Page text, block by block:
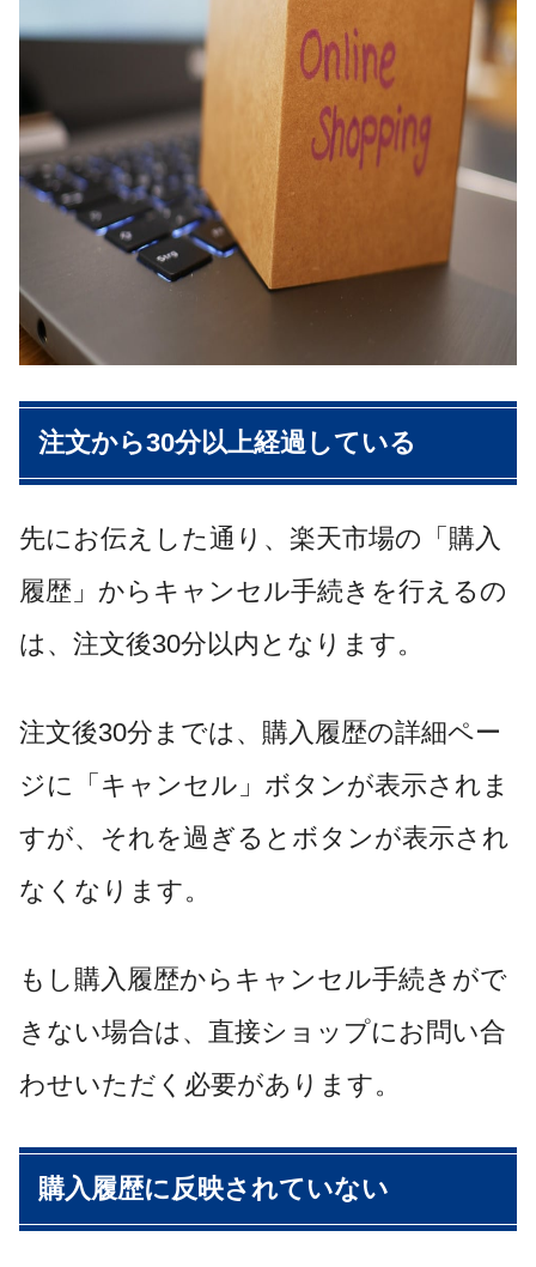
注文から30分以上経過している
先にお伝えした通り、楽天市場の「購入
履歴」からキャンセル手続きを行えるの
は、注文後30分以内となります。
注文後30分までは、購入履歴の詳細ペー
ジに「キャンセル」ボタンが表示されま
すが、それを過ぎるとボタンが表示され
なくなります。
もし購入履歴からキャンセル手続きがで
きない場合は、直接ショップにお問い合
わせいただく必要があります。
購入履歴に反映されていない